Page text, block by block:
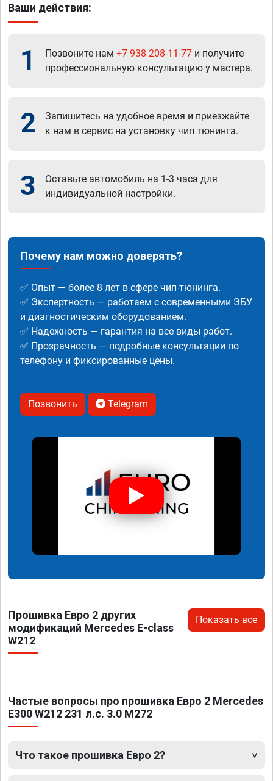
Ваши действия:
1 Позвоните нам +7 938 208-11-77 и получите
профессиональную консультацию у мастера.
2
Запишитесь на удобное время и приезжайте
к нам в сервис на установку чип тюнинга.
3
Оставьте автомобиль на 1-3 часа для
индивидуальной настройки.
Почему нам можно доверять?
✅ Опыт — более 8 лет в сфере чип-тюнинга.
✅ Экспертность — работаем с современными ЭБУ
и диагностическим оборудованием.
✅ Надежность — гарантия на все виды работ.
✅ Прозрачность — подробные консультации по
телефону и фиксированные цены.
Позвонить Telegram
Прошивка Евро 2 других
модификаций Mercedes E-class
W212
Показать все
Частые вопросы про прошивка Евро 2 Mercedes
E300 W212 231 л.с. 3.0 M272
Что такое прошивка Евро 2?